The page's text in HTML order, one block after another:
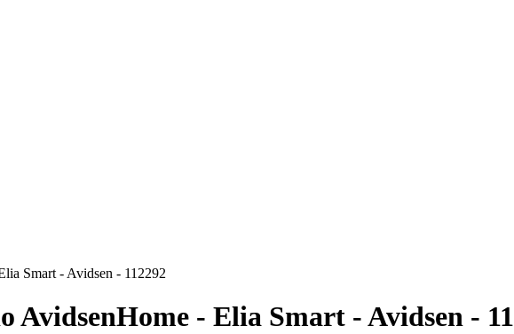
Smart - Avidsen - 112292
AvidsenHome - Elia Smart - Avidsen -